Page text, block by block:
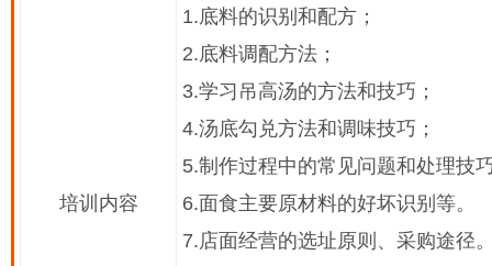
培训内容
1.底料的识别和配方；
2.底料调配方法；
3.学习吊高汤的方法和技巧；
4.汤底勾兑方法和调味技巧；
5.制作过程中的常见问题和处理技
6.面食主要原材料的好坏识别等。
7.店面经营的选址原则、采购途径